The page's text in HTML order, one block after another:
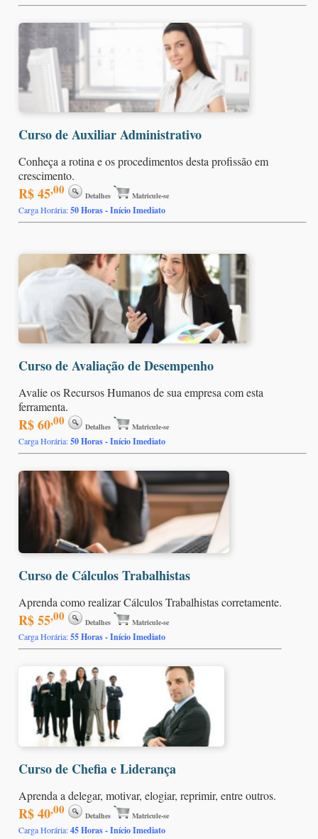
Curso de Auxiliar Administrativo
Conheça a rotina e os procedimentos desta profissão em
crescimento.
R$ 45,00 Detalhes Matricule-se
Carga Horária:50 Horas - Início Imediato
Curso de Avaliação de Desempenho
Avalie os Recursos Humanos de sua empresa com esta
ferramenta.
R$ 60,00 Detalhes Matricule-se
Carga Horária:50 Horas - Início Imediato
Curso de Cálculos Trabalhistas
Aprenda como realizar Cálculos Trabalhistas corretamente.
R$ 55,00 Detalhes Matricule-se
Carga Horária:55 Horas - Início Imediato
Curso de Chefia e Liderança
Aprenda a delegar, motivar, elogiar, reprimir, entre outros.
R$ 40,00 Detalhes Matricule-se
Carga Horária:45 Horas - Início Imediato